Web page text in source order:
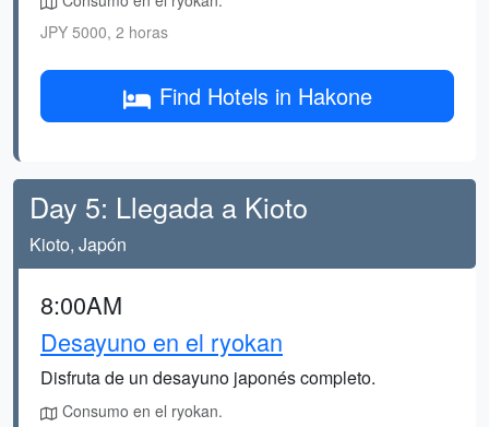
JPY 5000, 2 horas
Find Hotels in Hakone
Day 5: Llegada a Kioto
Kioto, Japón
8:00AM
Desayuno en el ryokan
Disfruta de un desayuno japonés completo.
Consumo en el ryokan.